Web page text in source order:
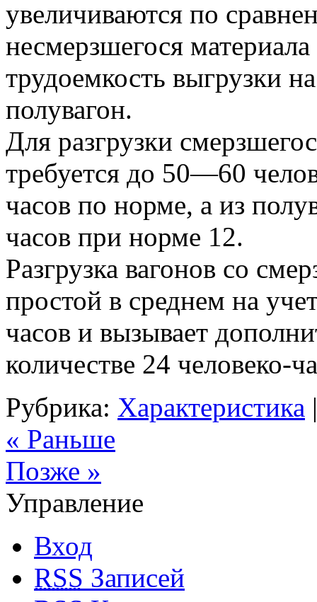
увеличиваются по
несмерзшегося
трудоемкость выгрузки
полувагон.
Для разгрузки
требуется до 50—60
часов по норме, а из
часов при норме 12.
Разгрузка вагонов со
простой в среднем на
часов и вызывает
количестве 24 человеко-
Рубрика: Характеристика
« Раньше
Позже »
Управление
Вход
RSS Записей